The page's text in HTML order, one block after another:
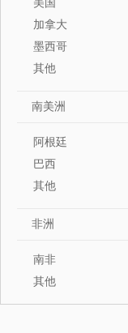
美国
加拿大
墨西哥
其他
南美洲
阿根廷
巴西
其他
非洲
南非
其他